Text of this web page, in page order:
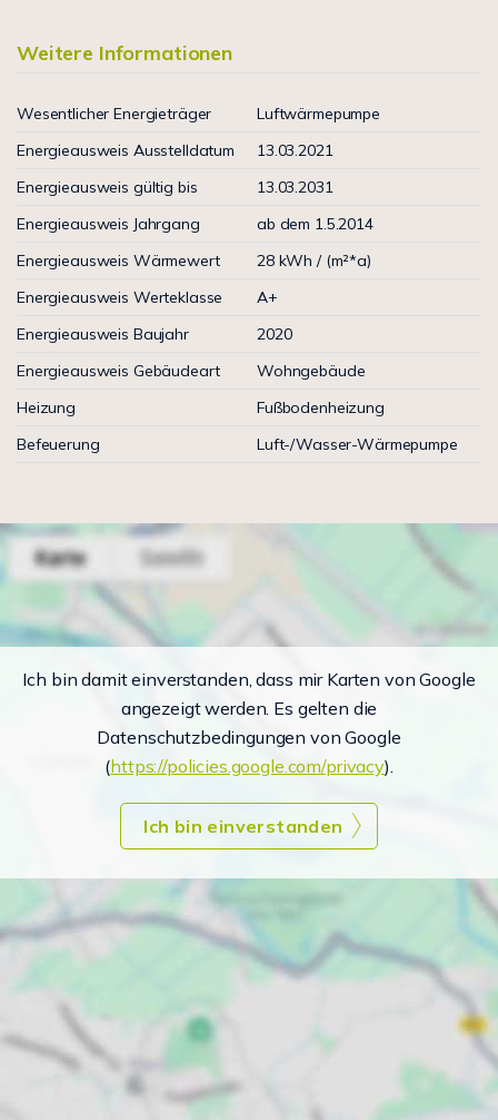
Weitere Informationen
Wesentlicher Energieträger
Luftwärmepumpe
Energieausweis Ausstelldatum
13.03.2021
Energieausweis gültig bis
13.03.2031
Energieausweis Jahrgang
ab dem 1.5.2014
Energieausweis Wärmewert
28 kWh / (m²*a)
Energieausweis Werteklasse
A+
Energieausweis Baujahr
2020
Energieausweis Gebäudeart
Wohngebäude
Heizung
Fußbodenheizung
Befeuerung
Luft-/Wasser-Wärmepumpe
Ich bin damit einverstanden, dass mir Karten von Google
angezeigt werden. Es gelten die
Datenschutzbedingungen von Google
(https://policies.google.com/privacy).
Ich bin einverstanden